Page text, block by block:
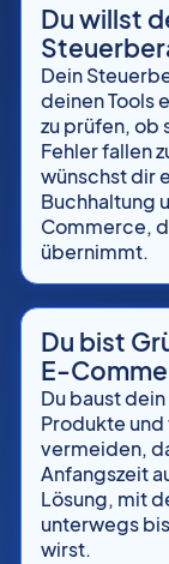
Du willst
Dein
deinen Tools
zu prüfen, ob
Fehler fallen
wünschst dir
Buchhaltung
Commerce,
übernimmt.
Du bist
E-
Du baust
Produkte und
vermeiden,
Anfangszeit
Lösung, mit
unterwegs
wirst.